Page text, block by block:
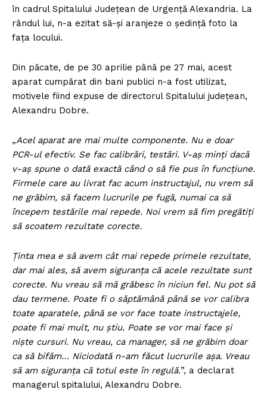
în cadrul Spitalului Județean de Urgență Alexandria. La
rândul lui, n-a ezitat să-și aranjeze o ședință foto la
fața locului.
Din păcate, de pe 30 aprilie până pe 27 mai, acest
aparat cumpărat din bani publici n-a fost utilizat,
motivele fiind expuse de directorul Spitalului județean,
Alexandru Dobre.
„Acel aparat are mai multe componente. Nu e doar
PCR-ul efectiv. Se fac calibrări, testări. V-aș minți dacă
v-aș spune o dată exactă când o să fie pus în funcțiune.
Firmele care au livrat fac acum instructajul, nu vrem să
ne grăbim, să facem lucrurile pe fugă, numai ca să
începem testările mai repede. Noi vrem să fim pregătiți
să scoatem rezultate corecte.
Ținta mea e să avem cât mai repede primele rezultate,
dar mai ales, să avem siguranța că acele rezultate sunt
corecte. Nu vreau să mă grăbesc în niciun fel. Nu pot să
dau termene. Poate fi o săptămână până se vor calibra
toate aparatele, până se vor face toate instructajele,
poate fi mai mult, nu știu. Poate se vor mai face și
niște cursuri. Nu vreau, ca manager, să ne grăbim doar
ca să bifăm… Niciodată n-am făcut lucrurile așa. Vreau
să am siguranța că totul este în regulă.”, a declarat
managerul spitalului, Alexandru Dobre.